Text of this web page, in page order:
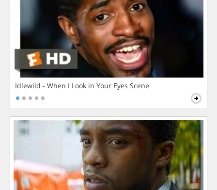
Idlewild - When I Look in Your Eyes Scene